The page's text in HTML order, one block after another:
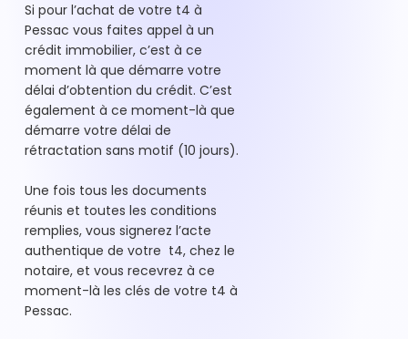
Si pour l’achat de votre t4 à
Pessac vous faites appel à un
crédit immobilier, c’est à ce
moment là que démarre votre
délai d’obtention du crédit. C’est
également à ce moment-là que
démarre votre délai de
rétractation sans motif (10 jours).
Une fois tous les documents
réunis et toutes les conditions
remplies, vous signerez l’acte
authentique de votre t4, chez le
notaire, et vous recevrez à ce
moment-là les clés de votre t4 à
Pessac.